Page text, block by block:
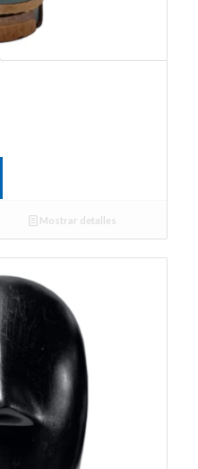
Mostrar detalles